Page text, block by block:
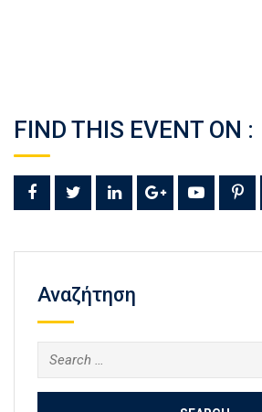
FIND THIS EVENT ON :
Αναζήτηση
Search
for: